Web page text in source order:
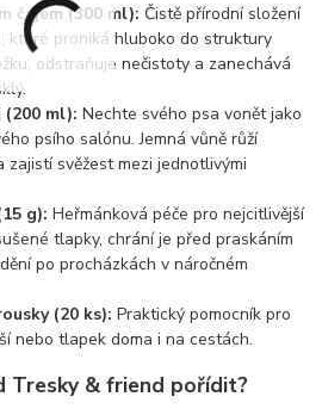
čajem (300 ml): Čistě přírodní složení
, které proniká hluboko do struktury
odstraňuje nečistoty a zanechává
(200 ml): Nechte svého psa vonět jako
psího salónu. Jemná vůně růží
svěžest mezi jednotlivými
g): Heřmánková péče pro nejcitlivější
tlapky, chrání je před praskáním
po procházkách v náročném
(20 ks): Praktický pomocník pro
nebo tlapek doma i na cestách.
Tresky & friend pořídit?